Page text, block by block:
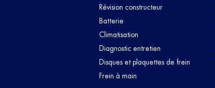
Révision constructeur
Batterie
Climatisation
Diagnostic entretien
Disques et plaquettes de frein
Frein à main